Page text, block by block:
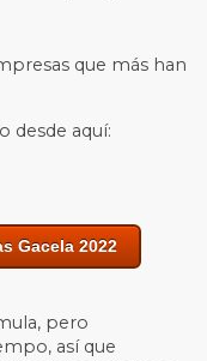
que más han
desde aquí:
Gacela 2022
pero
así que